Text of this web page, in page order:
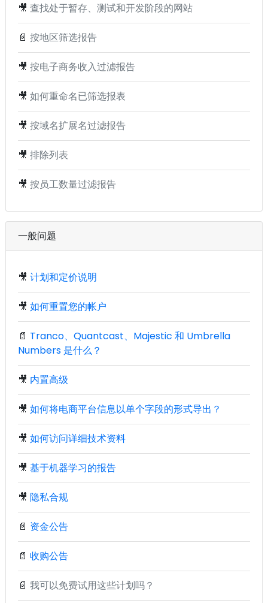
🎥 查找处于暂存、测试和开发阶段的网站
📄 按地区筛选报告
🎥 按电子商务收入过滤报告
🎥 如何重命名已筛选报表
🎥 按域名扩展名过滤报告
🎥 排除列表
🎥 按员工数量过滤报告
一般问题
🎥 计划和定价说明
🎥 如何重置您的帐户
📄 Tranco、Quantcast、Majestic 和 Umbrella
Numbers 是什么？
🎥 内置高级
🎥 如何将电商平台信息以单个字段的形式导出？
🎥 如何访问详细技术资料
🎥 基于机器学习的报告
🎥 隐私合规
📄 资金公告
📄 收购公告
📄 我可以免费试用这些计划吗？